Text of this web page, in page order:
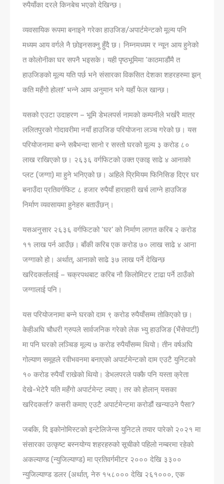
रुपैयाँका दरले किनबेच भएको देखिन्छ।
व्यवसायिक रूपमा बनाइने गरेका हाउजिङ/अपार्टमेन्टको मूल्य पनि
मध्यम आय वर्गले नै छोइनसक्नु हुँदै छ। निम्नमध्यम र न्यून आय हुनेको
त कोलोनीका घर सपनै भइसके। यही पृष्ठभूमिमा ‘काठमाडौंमै त
हाउजिङको मूल्य यति पर्छ भने संसारका विकसित देशका शहरहरुमा झन्
कति महँगो होला!’ भन्ने आम अनुमान भने यहाँ फेल खान्छ।
यसको एउटा उदाहरण – भूमि डेभलपर्स नामको कम्पनीले भर्खरै मात्र
ललितपुरको गोदावरीमा नयाँ हाउजिङ परियोजना लञ्च गरेको छ। यस
परियोजनामा बन्ने सबैभन्दा सानो र सस्तो घरको मूल्य ३ करोड ८०
लाख राखिएको छ। २६३६ वर्गफिटको उक्त एकाइ साढे ४ आनाको
प्लट (जग्गा) मा हुने भनिएको छ। अहिले प्रिमियम फिनिसिङ दिएर घर
बनाउँदा प्रतिवर्गफिट ८ हजार रुपैयाँ हाराहारी खर्च लाग्ने हाउजिङ
निर्माण व्यवसायमा हुनेहरु बताउँछन्।
यसअनुसार २६३६ वर्गफिटको ‘घर’ को निर्माण लागत करिब २ करोड
११ लाख पर्न आउँछ। बाँकी करिब एक करोड ७० लाख साढे ४ आना
जग्गाको हो। अर्थात्, आनाको साढे ३७ लाख पर्ने देखिन्छ
खरिदकर्तालाई – चक्रपथबाट करिब नौ किलोमिटर टाढा पर्ने ठाउँको
जग्गालाई पनि।
यस परियोजनामा बन्ने घरको दाम ९ करोड रुपैयाँसम्म तोकिएको छ।
केहीअघि चौधरी ग्रुपले सार्वजनिक गरेको लेक भ्यु हाउजिङ (भैंसेपाटी)
मा पनि घरको लञ्चिङ मूल्य ७ करोड रुपैयाँसम्म थियो। तीन वर्षअघि
गोल्याण समूहले रवीभवनमा बनाएको अपार्टमेन्टको दाम एउटै युनिटको
१० करोड रुपैयाँ राखेको थियो। डेभलपरले पक्कै पनि यस्ता क्रेता
देखे-भेटेरै यति महँगो अपार्टमेन्ट ल्याए। तर को होलान् यसका
खरिदकर्ता? कसरी कमाए एउटै अपार्टमेन्टमा करोडौं खन्याउने पैसा?
जबकि, दि इकोनोमिस्टको इन्टेलिजेन्स युनिटले तयार पारेको २०२१ मा
संसारका उत्कृष्ट बस्नयोग्य शहरहरुको सूचीको पहिलो नम्बरमा रहेको
अकल्याण्ड (न्युजिल्याण्ड) मा प्रतिवर्गमीटर २००० देखि ३३००
न्युजिल्याण्ड डलर (अर्थात्, नेरु १५८००० देखि २६१०००, एक